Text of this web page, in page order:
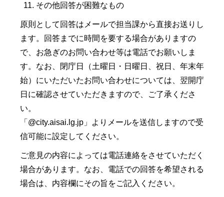
その他回答が困難なもの
原則として回答はメールで担当課から直接お送りし
ます。回答までに時間を要する場合がありますの
で、お急ぎのお問い合わせ等は電話でお願いしま
す。なお、閉庁日（土曜日・日曜日、祝日、年末年
始）にいただいたお問い合わせについては、翌開庁
日に確認させていただきますので、ご了承くださ
い。
「@city.aisai.lg.jp」よりメールを送信しますので受
信可能に設定してください。
ご意見の内容によっては電話連絡をさせていただく
場合があります。なお、電話での回答を希望される
場合は、内容欄にその旨をご記入ください。